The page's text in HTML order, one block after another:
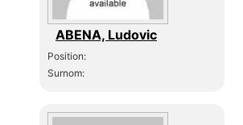
ABENA, Ludovic
Position:
Surnom: